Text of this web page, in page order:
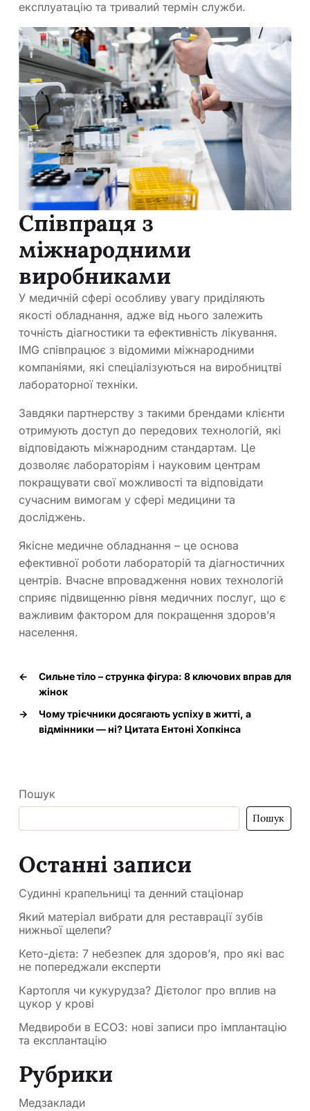
експлуатацію та тривалий термін служби.
Співпраця з
міжнародними
виробниками
У медичній сфері особливу увагу приділяють
якості обладнання, адже від нього залежить
точність діагностики та ефективність лікування.
IMG співпрацює з відомими міжнародними
компаніями, які спеціалізуються на виробництві
лабораторної техніки.
Завдяки партнерству з такими брендами клієнти
отримують доступ до передових технологій, які
відповідають міжнародним стандартам. Це
дозволяє лабораторіям і науковим центрам
покращувати свої можливості та відповідати
сучасним вимогам у сфері медицини та
досліджень.
Якісне медичне обладнання – це основа
ефективної роботи лабораторій та діагностичних
центрів. Вчасне впровадження нових технологій
сприяє підвищенню рівня медичних послуг, що є
важливим фактором для покращення здоров’я
населення.
←
Сильне тіло – струнка фігура: 8 ключових вправ для
жінок
→
Чому трієчники досягають успіху в житті, а
відмінники — ні? Цитата Ентоні Хопкінса
Пошук
Пошук
Останні записи
Судинні крапельниці та денний стаціонар
Який матеріал вибрати для реставрації зубів
нижньої щелепи?
Кето-дієта: 7 небезпек для здоров’я, про які вас
не попереджали експерти
Картопля чи кукурудза? Дієтолог про вплив на
цукор у крові
Медвироби в ЕСОЗ: нові записи про імплантацію
та експлантацію
Рубрики
Медзаклади